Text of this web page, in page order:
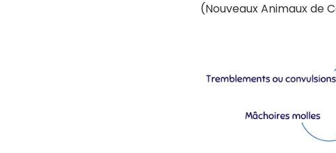
(Nouveaux Animaux de